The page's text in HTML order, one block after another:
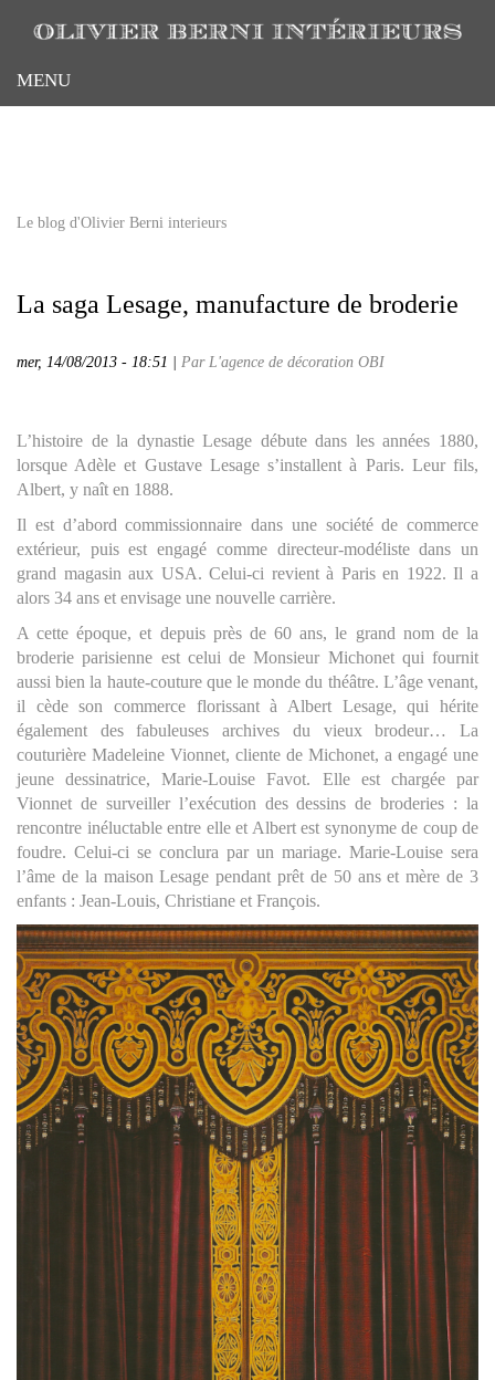
principal
MENU
Le blog d'Olivier Berni interieurs
La saga Lesage, manufacture de broderie
mer, 14/08/2013 - 18:51 | Par L'agence de décoration OBI
L’histoire de la dynastie Lesage débute dans les années 1880,
lorsque Adèle et Gustave Lesage s’installent à Paris. Leur fils,
Albert, y naît en 1888.
Il est d’abord commissionnaire dans une société de commerce
extérieur, puis est engagé comme directeur-modéliste dans un
grand magasin aux USA. Celui-ci revient à Paris en 1922. Il a
alors 34 ans et envisage une nouvelle carrière.
A cette époque, et depuis près de 60 ans, le grand nom de la
broderie parisienne est celui de Monsieur Michonet qui fournit
aussi bien la haute-couture que le monde du théâtre. L’âge venant,
il cède son commerce florissant à Albert Lesage, qui hérite
également des fabuleuses archives du vieux brodeur… La
couturière Madeleine Vionnet, cliente de Michonet, a engagé une
jeune dessinatrice, Marie-Louise Favot. Elle est chargée par
Vionnet de surveiller l’exécution des dessins de broderies : la
rencontre inéluctable entre elle et Albert est synonyme de coup de
foudre. Celui-ci se conclura par un mariage. Marie-Louise sera
l’âme de la maison Lesage pendant prêt de 50 ans et mère de 3
enfants : Jean-Louis, Christiane et François.